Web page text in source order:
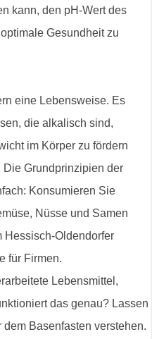
kann, den pH-Wert des
Gesundheit zu
eine Lebensweise. Es
die alkalisch sind,
im Körper zu fördern
Grundprinzipien der
Konsumieren Sie
Nüsse und Samen
Hessisch-Oldendorfer
für Firmen.
Lebensmittel,
das genau? Lassen
Basenfasten verstehen.